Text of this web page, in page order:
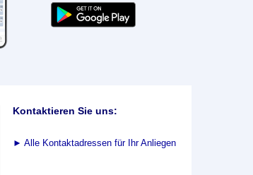
Kontaktieren Sie uns:
► Alle Kontaktadressen für Ihr Anliegen